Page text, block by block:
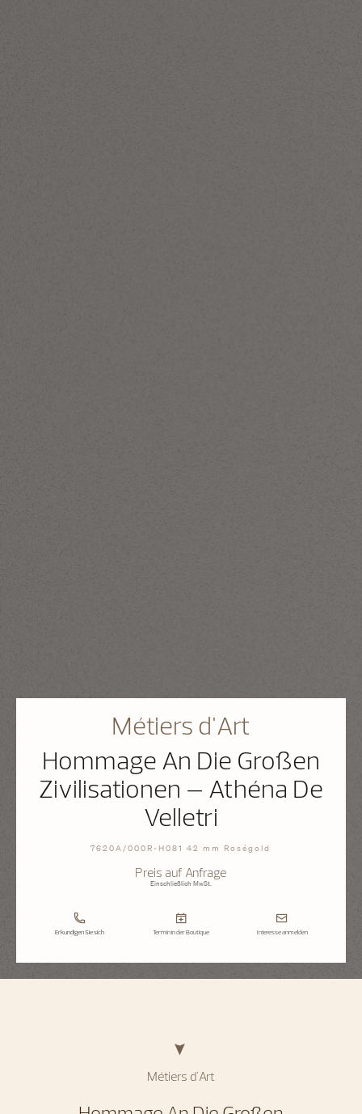
Métiers d'Art
Hommage An Die Großen
Zivilisationen – Athéna De
Velletri
7620A/000R-H081 42 mm Roségold
Preis auf Anfrage
Einschließlich MwSt.
Erkundigen Sie sich Termin in der Boutique Interesse anmelden
Métiers d'Art